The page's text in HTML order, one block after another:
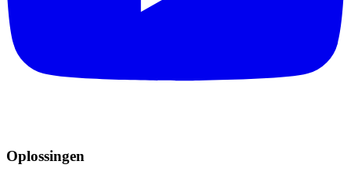
Oplossingen